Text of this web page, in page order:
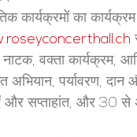
कार्यक्रमों का कार्यक्रम
नाटक, वक्ता कार्यक्रम,
अभियान, पर्यावरण,
और सप्ताहांत, और 30 से